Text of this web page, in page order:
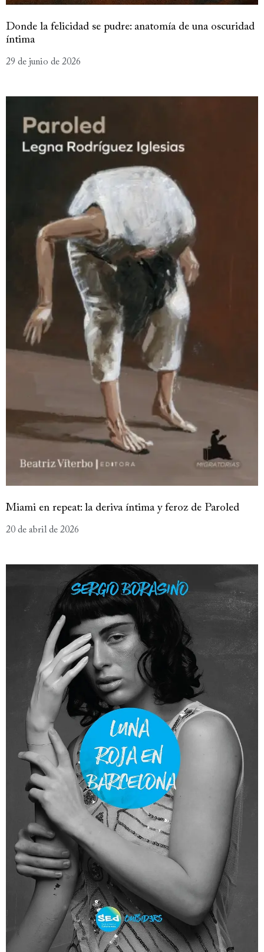
Donde la felicidad se pudre: anatomía de una oscuridad
íntima
29 de junio de 2026
Miami en repeat: la deriva íntima y feroz de Paroled
20 de abril de 2026